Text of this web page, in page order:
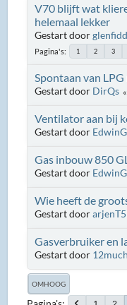
V70 blijft wat
helemaal lekker
Gestart door
Pagina's 1 2 3
Spontaan van
Gestart door DirQs
Ventilator aan bij
Gestart door
Gas inbouw 850
Gestart door
Wie heeft de
Gestart door
Gasverbruiker en
Gestart door 12much
OMHOOG
1 2